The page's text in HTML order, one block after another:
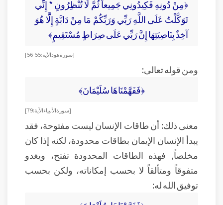
﴿مِنْ دُونِهِ فَكِيدُونِي جَمِيعاً ثُمَّ لَا تُنْظِرُونِ * إِنِّي
تَوَكَّلْتُ عَلَى اللَّهِ رَبِّي وَرَبِّكُمْ مَا مِنْ دَابَّةٍ إِلَّا هُوَ
آخِذٌ بِنَاصِيَتِهَا إِنَّ رَبِّي عَلَى صِرَاطٍ مُسْتَقِيمٍ﴾
[سورة هود الآية: 55-56]
ومن قوله تعالى:
﴿فَفَهَّمْنَاهَا سُلَيْمَانَ﴾
[سورة الأنبياء الآية: 79]
معنى ذلك: أن طاقات الإنسان ليست مفتوحة، فقد
يبدأ الإنسان الإيمان بطاقات محدودة، لكنه إذا كان
مخلصاً, فهذه الطاقات المحدودة تفتح، ويغدو
متفوقاً ومتألقاً لا بحسب إمكاناته، ولكن بحسب
توفيق الله له: